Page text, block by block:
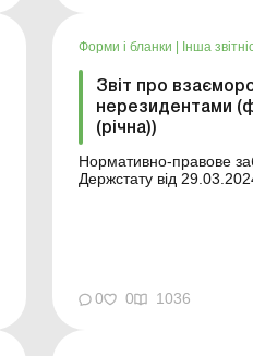
Форми і бланки Інша
Звіт про
нерезидентами
(річна))
Нормативно-правове
Держстату від
0 0 1036